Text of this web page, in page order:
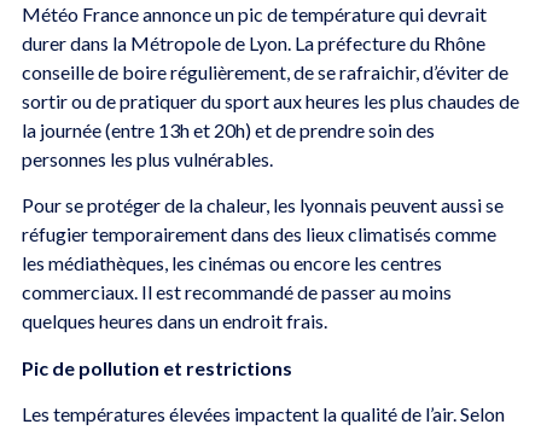
Météo France annonce un pic de température qui devrait
durer dans la Métropole de Lyon. La préfecture du Rhône
conseille de boire régulièrement, de se rafraichir, d’éviter de
sortir ou de pratiquer du sport aux heures les plus chaudes de
la journée (entre 13h et 20h) et de prendre soin des
personnes les plus vulnérables.
Pour se protéger de la chaleur, les lyonnais peuvent aussi se
réfugier temporairement dans des lieux climatisés comme
les médiathèques, les cinémas ou encore les centres
commerciaux. Il est recommandé de passer au moins
quelques heures dans un endroit frais.
Pic de pollution et restrictions
Les températures élevées impactent la qualité de l’air. Selon